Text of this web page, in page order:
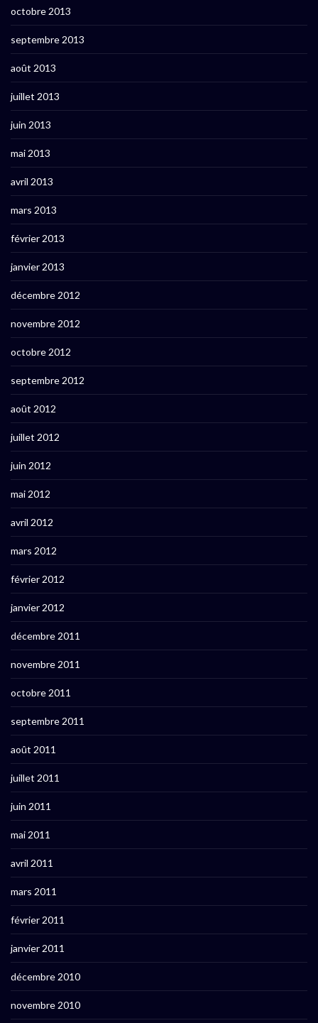
octobre 2013
septembre 2013
août 2013
juillet 2013
juin 2013
mai 2013
avril 2013
mars 2013
février 2013
janvier 2013
décembre 2012
novembre 2012
octobre 2012
septembre 2012
août 2012
juillet 2012
juin 2012
mai 2012
avril 2012
mars 2012
février 2012
janvier 2012
décembre 2011
novembre 2011
octobre 2011
septembre 2011
août 2011
juillet 2011
juin 2011
mai 2011
avril 2011
mars 2011
février 2011
janvier 2011
décembre 2010
novembre 2010